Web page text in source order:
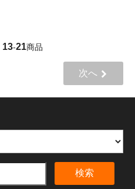
13-21商品
次へ
検索